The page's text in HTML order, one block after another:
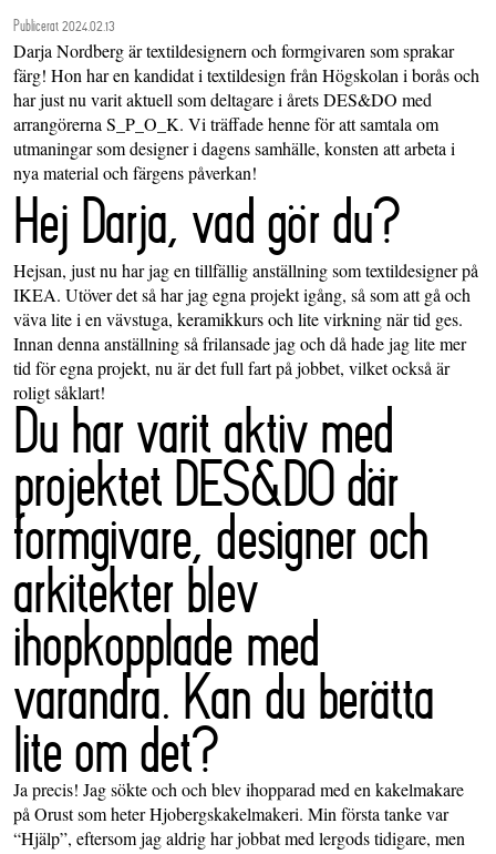
Publicerat 2024.02.13
Darja Nordberg är textildesignern och formgivaren som sprakar
färg! Hon har en kandidat i textildesign från Högskolan i borås och
har just nu varit aktuell som deltagare i årets DES&DO med
arrangörerna S_P_O_K. Vi träffade henne för att samtala om
utmaningar som designer i dagens samhälle, konsten att arbeta i
nya material och färgens påverkan!
Hej Darja, vad gör du?
Hejsan, just nu har jag en tillfällig anställning som textildesigner på
IKEA. Utöver det så har jag egna projekt igång, så som att gå och
väva lite i en vävstuga, keramikkurs och lite virkning när tid ges.
Innan denna anställning så frilansade jag och då hade jag lite mer
tid för egna projekt, nu är det full fart på jobbet, vilket också är
roligt såklart!
Du har varit aktiv med
projektet DES&DO där
formgivare, designer och
arkitekter blev
ihopkopplade med
varandra. Kan du berätta
lite om det?
Ja precis! Jag sökte och och blev ihopparad med en kakelmakare
på Orust som heter Hjobergskakelmakeri. Min första tanke var
“Hjälp”, eftersom jag aldrig har jobbat med lergods tidigare, men